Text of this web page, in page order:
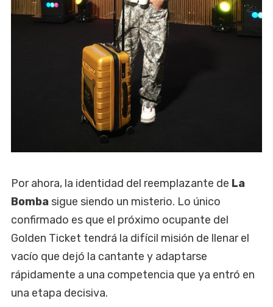
Por ahora, la identidad del reemplazante de La
Bomba sigue siendo un misterio. Lo único
confirmado es que el próximo ocupante del
Golden Ticket tendrá la difícil misión de llenar el
vacío que dejó la cantante y adaptarse
rápidamente a una competencia que ya entró en
una etapa decisiva.